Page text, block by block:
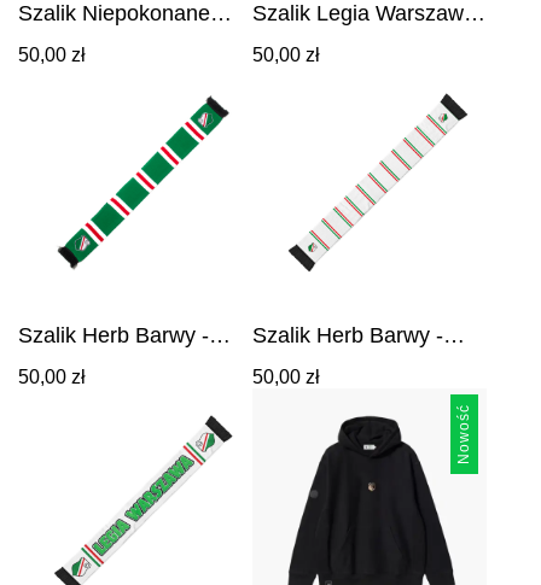
Szalik Niepokonane
50,00 zł
Szalik Legia Warszawa
50,00 zł
Szalik Herb Barwy -
50,00 zł
Szalik Herb Barwy -
50,00 zł
Nowość